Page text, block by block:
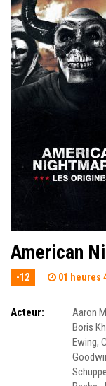
American
-12 01 heures
Acteur: Aaron
Boris
Ewing,